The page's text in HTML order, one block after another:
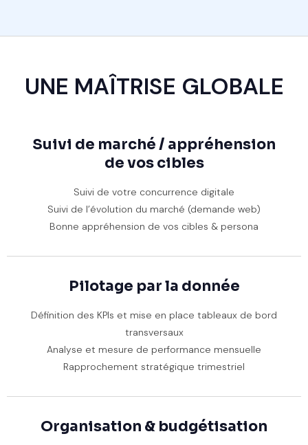
UNE MAÎTRISE GLOBALE
Suivi de marché / appréhension
de vos cibles
Suivi de votre concurrence digitale
Suivi de l’évolution du marché (demande web)
Bonne appréhension de vos cibles & persona
Pilotage par la donnée
Définition des KPIs et mise en place tableaux de bord
transversaux
Analyse et mesure de performance mensuelle
Rapprochement stratégique trimestriel
Organisation & budgétisation